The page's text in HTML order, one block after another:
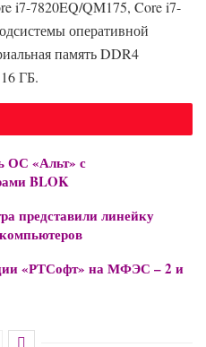
i7-7820EQ/QM175, Core i7-
оперативной
память DDR4
ГБ.
ОС «Альт» с
BLOK
представили линейку
«РТСофт» на МФЭС – 2 и